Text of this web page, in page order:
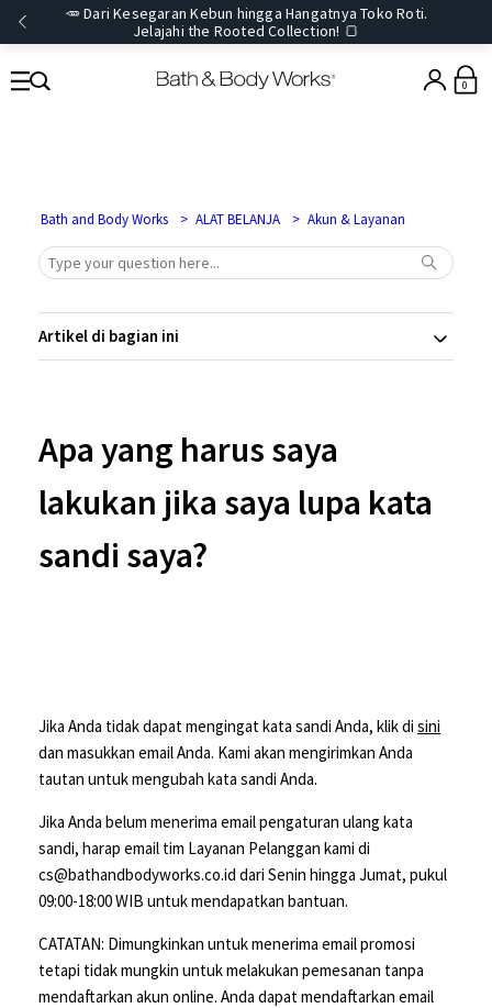
🥕 Dari Kesegaran Kebun hingga Hangatnya Toko Roti.
Jelajahi the Rooted Collection! 🍞
0
Bath and Body Works ALAT BELANJA Akun & Layanan
Artikel di bagian ini
Apa yang harus saya
lakukan jika saya lupa kata
sandi saya?
Jika Anda tidak dapat mengingat kata sandi Anda, klik di sini
dan masukkan email Anda. Kami akan mengirimkan Anda
tautan untuk mengubah kata sandi Anda.
Jika Anda belum menerima email pengaturan ulang kata
sandi, harap email tim Layanan Pelanggan kami di
cs@bathandbodyworks.co.id dari Senin hingga Jumat, pukul
09:00-18:00 WIB untuk mendapatkan bantuan.
CATATAN: Dimungkinkan untuk menerima email promosi
tetapi tidak mungkin untuk melakukan pemesanan tanpa
mendaftarkan akun online. Anda dapat mendaftarkan email